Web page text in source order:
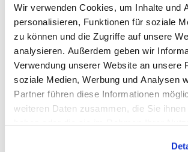
Wir verwenden Cookies, um Inhalte und
personalisieren, Funktionen für soziale
zu können und die Zugriffe auf unsere
analysieren. Außerdem geben wir
Verwendung unserer Website an unsere
soziale Medien, Werbung und Analysen
Partner führen diese Informationen
weiteren Daten zusammen, die Sie
FREITAG
08:30 - 13:00
Kontaktformular
Name: